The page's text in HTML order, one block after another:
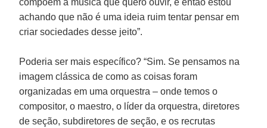
achando que não é uma ideia ruim tentar pensar em
criar sociedades desse jeito”.
Poderia ser mais específico? “Sim. Se pensamos na
imagem clássica de como as coisas foram
organizadas em uma orquestra – onde temos o
compositor, o maestro, o líder da orquestra, diretores
de seção, subdiretores de seção, e os recrutas